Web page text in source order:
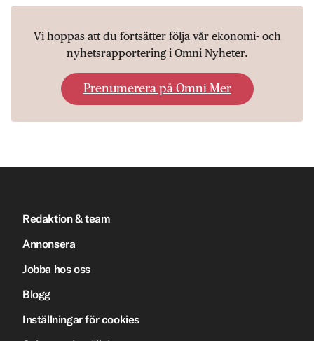
Vi hoppas att du fortsätter följa vår ekonomi- och
nyhetsrapportering i Omni Nyheter.
Prenumerera på Omni Mer
Redaktion & team
Annonsera
Jobba hos oss
Blogg
Inställningar för cookies